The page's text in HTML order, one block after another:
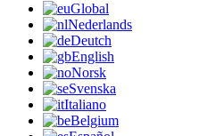
Global
Nederlands
Deutch
English
Norsk
Svenska
Italiano
Belgium